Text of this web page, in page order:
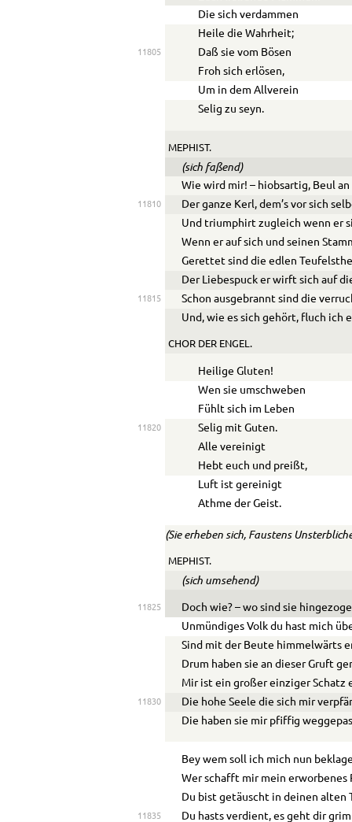
Die sich verdammen
Heile die Wahrheit;
11805
Daß sie vom Bösen
Froh sich erlösen,
Um in dem Allverein
Selig zu seyn.
MEPHIST.
(sich faßend)
Wie wird mir! – hiobsartig, Beul
11810
Der ganze Kerl, dem’s vor sich
Und triumphirt zugleich wenn er
Wenn er auf sich und seinen
Gerettet sind die edlen
Der Liebespuck er wirft sich auf
11815
Schon ausgebrannt sind die
Und, wie es sich gehört, fluch ich
CHOR DER ENGEL.
Heilige Gluten!
Wen sie umschweben
Fühlt sich im Leben
11820
Selig mit Guten.
Alle vereinigt
Hebt euch und preißt,
Luft ist gereinigt
Athme der Geist.
(Sie erheben sich, Faustens
MEPHIST.
(sich umsehend)
11825
Doch wie? – wo sind sie
Unmündiges Volk du hast mich
Sind mit der Beute himmelwärts
Drum haben sie an dieser Gruft
Mir ist ein großer einziger Schatz
11830
Die hohe Seele die sich mir
Die haben sie mir pfiffig
Bey wem soll ich mich nun
Wer schafft mir mein erworbenes
Du bist getäuscht in deinen alten
11835 Du hasts verdient, es geht dir